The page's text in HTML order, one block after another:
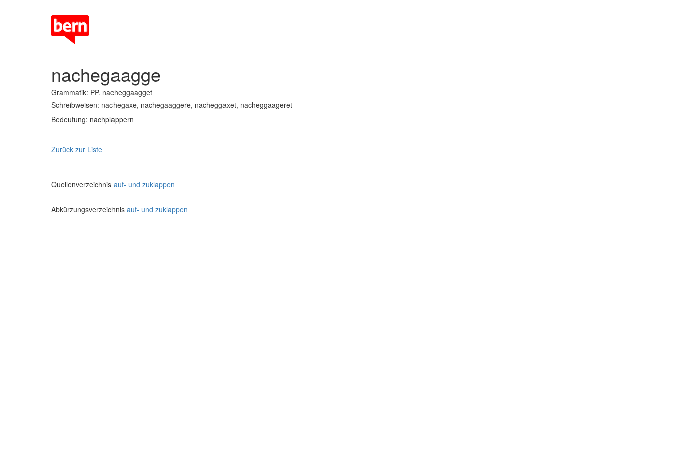
nachegaagge
Grammatik: PP. nacheggaagget
Schreibweisen: nachegaxe, nachegaaggere, nacheggaxet, nacheggaageret
Bedeutung: nachplappern
Zurück zur Liste
Quellenverzeichnis auf- und zuklappen
Abkürzungsverzeichnis auf- und zuklappen